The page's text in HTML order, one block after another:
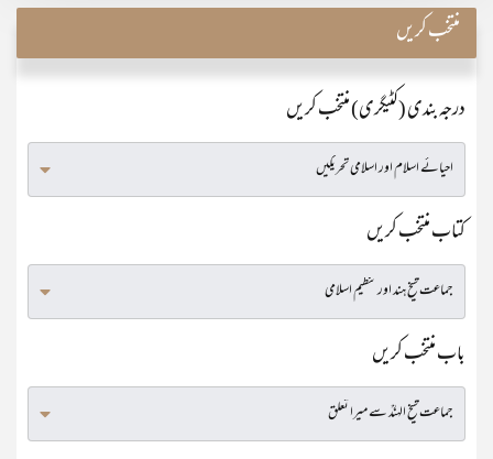
منتخب کریں
درجہ بندی (کٹیگری) منتخب کریں
کتاب منتخب کریں
باب منتخب کریں